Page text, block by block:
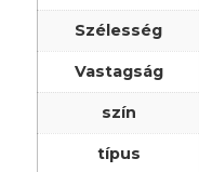
Szélesség
Vastagság
szín
típus